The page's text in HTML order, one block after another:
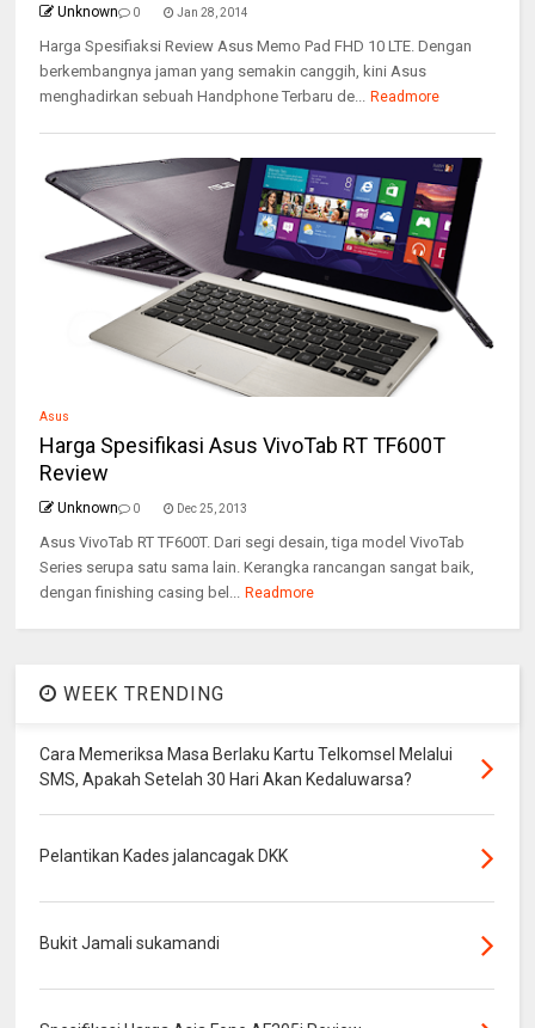
Unknown 0 Jan 28, 2014
Harga Spesifiaksi Review Asus Memo Pad FHD 10 LTE. Dengan
berkembangnya jaman yang semakin canggih, kini Asus
menghadirkan sebuah Handphone Terbaru de... Readmore
Asus
Harga Spesifikasi Asus VivoTab RT TF600T
Review
Unknown 0 Dec 25, 2013
Asus VivoTab RT TF600T. Dari segi desain, tiga model VivoTab
Series serupa satu sama lain. Kerangka rancangan sangat baik,
dengan finishing casing bel... Readmore
WEEK TRENDING
Cara Memeriksa Masa Berlaku Kartu Telkomsel Melalui
SMS, Apakah Setelah 30 Hari Akan Kedaluwarsa?
Pelantikan Kades jalancagak DKK
Bukit Jamali sukamandi